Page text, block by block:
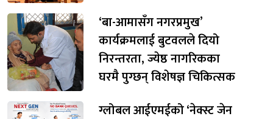
‘बा-आमासँग नगरप्रमुख’
कार्यक्रमलाई बुटवलले दियो
निरन्तरता, ज्येष्ठ नागरिकका
घरमै पुग्छन् विशेषज्ञ चिकित्सक
ग्लोबल आईएमईको ‘नेक्स्ट जेन